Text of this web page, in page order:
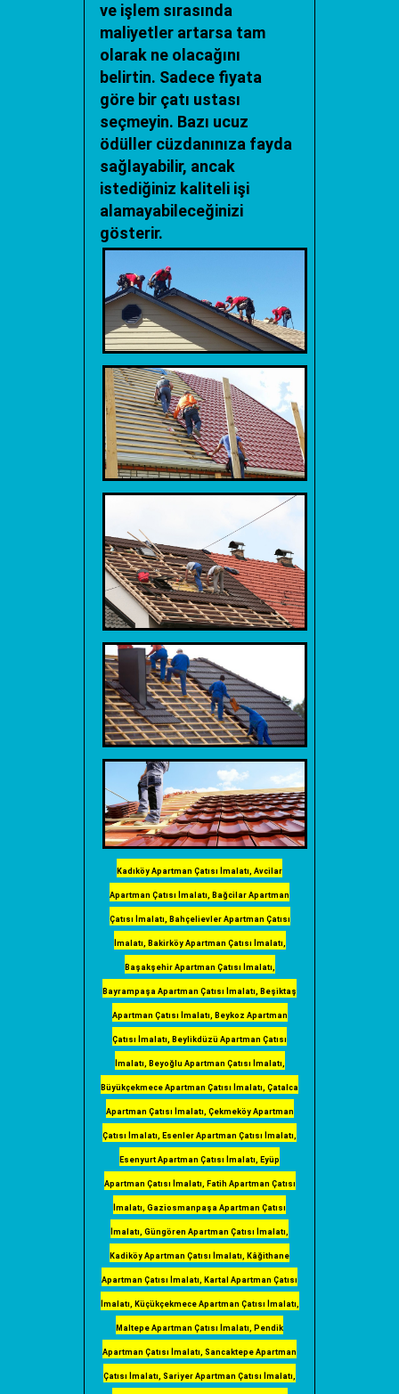
ve işlem sırasında
maliyetler artarsa tam
olarak ne olacağını
belirtin. Sadece fiyata
göre bir çatı ustası
seçmeyin. Bazı ucuz
ödüller cüzdanınıza fayda
sağlayabilir, ancak
istediğiniz kaliteli işi
alamayabileceğinizi
gösterir.
Kadıköy Apartman Çatısı İmalatı, Avcilar
Apartman Çatısı İmalatı, Bağcilar Apartman
Çatısı İmalatı, Bahçelievler Apartman Çatısı
İmalatı, Bakirköy Apartman Çatısı İmalatı,
Başakşehir Apartman Çatısı İmalatı,
Bayrampaşa Apartman Çatısı İmalatı, Beşiktaş
Apartman Çatısı İmalatı, Beykoz Apartman
Çatısı İmalatı, Beylikdüzü Apartman Çatısı
İmalatı, Beyoğlu Apartman Çatısı İmalatı,
Büyükçekmece Apartman Çatısı İmalatı, Çatalca
Apartman Çatısı İmalatı, Çekmeköy Apartman
Çatısı İmalatı, Esenler Apartman Çatısı İmalatı,
Esenyurt Apartman Çatısı İmalatı, Eyüp
Apartman Çatısı İmalatı, Fatih Apartman Çatısı
İmalatı, Gaziosmanpaşa Apartman Çatısı
İmalatı, Güngören Apartman Çatısı İmalatı,
Kadiköy Apartman Çatısı İmalatı, Kâğithane
Apartman Çatısı İmalatı, Kartal Apartman Çatısı
İmalatı, Küçükçekmece Apartman Çatısı İmalatı,
Maltepe Apartman Çatısı İmalatı, Pendik
Apartman Çatısı İmalatı, Sancaktepe Apartman
Çatısı İmalatı, Sariyer Apartman Çatısı İmalatı,